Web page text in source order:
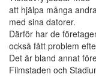
att hjälpa många
med sina datorer.
Därför har de
också fått problem
Det är bland annat
Filmstaden och